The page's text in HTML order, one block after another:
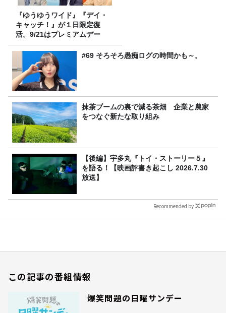
『ゆうゆうワイド』『デイ・
キャッチ！』が１日限定復
活。9/21はプレミアムデー
#69 そろそろ愚痴ログの時間かも～。
抹茶ブームの裏で減る茶畑 企業と農家
をつなぐ新たな取り組み
【後編】宇多丸『トイ・ストーリー５』
を語る！【映画評書き起こし 2026.7.30
放送】
Recommended by
この記事の番組情報
爆笑問題の日曜サンデー